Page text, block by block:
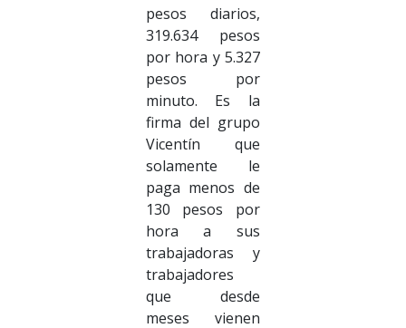
pesos diarios,
319.634 pesos
por hora y 5.327
pesos por
minuto. Es la
firma del grupo
Vicentín que
solamente le
paga menos de
130 pesos por
hora a sus
trabajadoras y
trabajadores
que desde
meses vienen